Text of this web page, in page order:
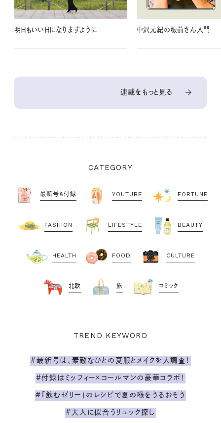
明日もいい日になりますように 中沢元紀の板前さん入門
連載をもっと見る
CATEGORY
最新号&付録 YOUTUBE FORTUNE
FASHION LIFESTYLE BEAUTY
HEALTH FOOD CULTURE
北欧 旅 コミック
TREND KEYWORD
#最新号は、素敵なひとの夏服とメイクを大調査！
#付録はミッフィー×コールマンの豪華コラボ！
#「飲むゼリー」のレシピで夏の喉をうるおそう
#大人に似合うリュック探し